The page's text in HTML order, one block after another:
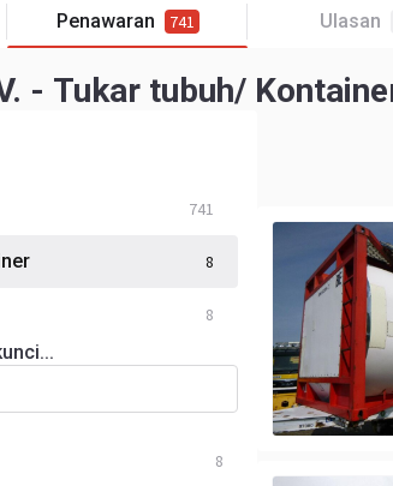
Penawaran 741 Ulasan
- Tukar tubuh/
741
8
8
8